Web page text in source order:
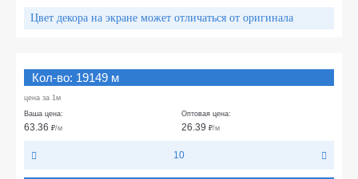
Цвет декора на экране может отличаться от оригинала
Кол-во: 19149 м
цена за 1м
Ваша цена:
63.36 ₽/м
Оптовая цена:
26.39 ₽/м
10